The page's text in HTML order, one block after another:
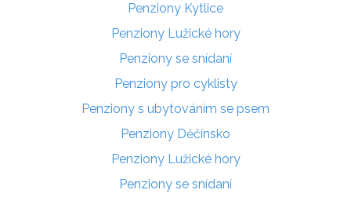
Penziony Kytlice
Penziony Lužické hory
Penziony se snídaní
Penziony pro cyklisty
Penziony s ubytováním se psem
Penziony Děčínsko
Penziony Lužické hory
Penziony se snídaní